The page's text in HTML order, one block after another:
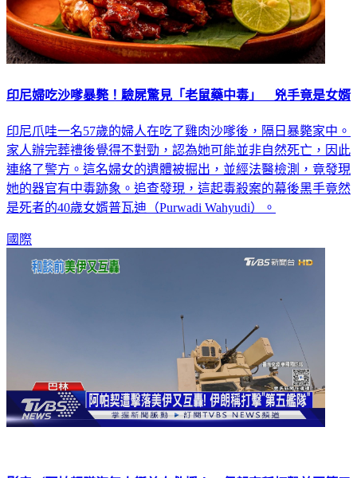
印尼婦吃沙嗲暴斃！驗屍驚見「老鼠藥中毒」 兇手竟是女婿
印尼爪哇一名57歲的婦人在吃了雞肉沙嗲後，隔日暴斃家中。
家人辦完葬禮後覺得不對勁，認為她可能並非自然死亡，因此
連絡了警方。這名婦女的遺體被掘出，並經法醫檢測，竟發現
她的器官有中毒跡象。追查發現，這起毒殺案的幕後黑手竟然
是死者的40歲女婿普瓦迪（Purwadi Wahyudi）。
國際